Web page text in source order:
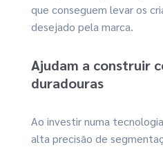
que conseguem levar os
desejado pela marca.
Ajudam a construir
duradouras
Ao investir numa
alta precisão de